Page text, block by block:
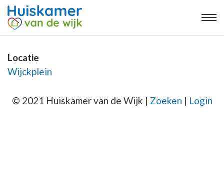
Locatie
Wijckplein
© 2021 Huiskamer van de Wijk | Zoeken | Login